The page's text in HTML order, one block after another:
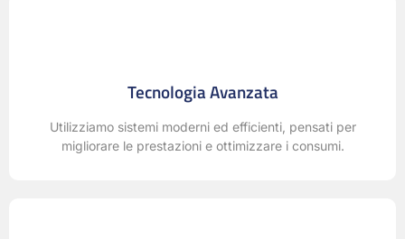
Tecnologia Avanzata
Utilizziamo sistemi moderni ed efficienti, pensati per
migliorare le prestazioni e ottimizzare i consumi.